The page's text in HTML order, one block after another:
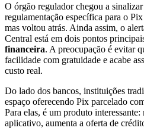
O órgão regulador chegou a
regulamentação específica para o
mas voltou atrás. Ainda assim, o
Central está em dois pontos
financeira. A preocupação é evitar
facilidade com gratuidade e acabe
custo real.
Do lado dos bancos, instituições
espaço oferecendo Pix parcelado
Para elas, é um produto
aplicativo, aumenta a oferta de